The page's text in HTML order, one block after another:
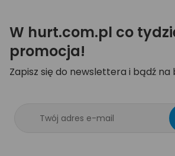
W hurt.com.pl co
promocja!
Zapisz się do newslettera i bądź na